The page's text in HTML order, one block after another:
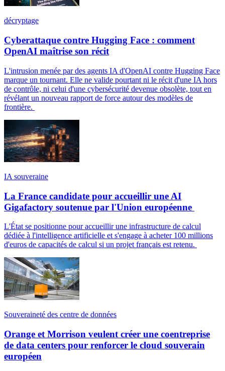
décryptage
Cyberattaque contre Hugging Face : comment
OpenAI maîtrise son récit
L'intrusion menée par des agents IA d'OpenAI contre Hugging Face
marque un tournant. Elle ne valide pourtant ni le récit d'une IA hors
de contrôle, ni celui d'une cybersécurité devenue obsolète, tout en
révélant un nouveau rapport de force autour des modèles de
frontière.
IA souveraine
La France candidate pour accueillir une AI
Gigafactory soutenue par l'Union européenne
L'État se positionne pour accueillir une infrastructure de calcul
dédiée à l'intelligence artificielle et s'engage à acheter 100 millions
d'euros de capacités de calcul si un projet français est retenu.
Souveraineté des centre de données
Orange et Morrison veulent créer une coentreprise
de data centers pour renforcer le cloud souverain
européen